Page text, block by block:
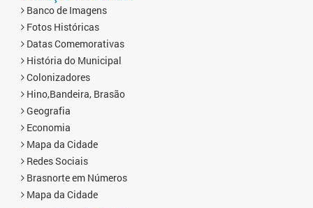
Banco de Imagens
Fotos Históricas
Datas Comemorativas
História do Municipal
Colonizadores
Hino,Bandeira, Brasão
Geografia
Economia
Mapa da Cidade
Redes Sociais
Brasnorte em Números
Mapa da Cidade